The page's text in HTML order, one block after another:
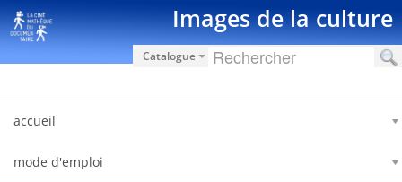
Saut au contenu Images de la culture
Catalogue
accueil
mode d'emploi